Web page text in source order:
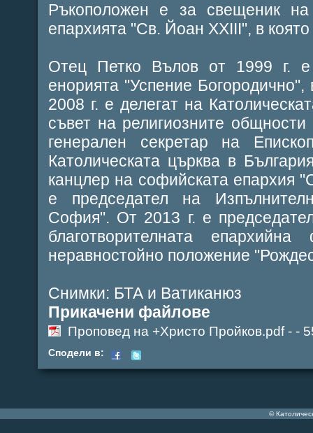
Ръкоположен е за свещеник
епархията "Св. Йоан XXIII", в
Отец Петко Вълов от 1999 г.
енорията "Успение
2008 г. е делегат на
съвет на религиозните
генерален секретар на
Католическата църква в
канцлер на софийската епархия
е председател на
София". От 2013 г. е
благотворителната
неравностойно положение
Снимки: БТА и Ватиканюз
Прикачени файлове
Проповед на +Христо Пройков.pdf - -
Сподели в:
©